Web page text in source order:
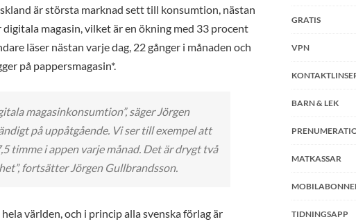
är största marknad sett till konsumtion, nästan
magasin, vilket är en ökning med 33 procent
läser nästan varje dag, 22 gånger i månaden och
på pappersmagasin*.
magasinkonsumtion”, säger Jörgen
på uppåtgående. Vi ser till exempel att
timme i appen varje månad. Det är drygt två
fortsätter Jörgen Gullbrandsson.
världen, och i princip alla svenska förlag är
GRATIS
VPN
BARN & LEK
MATKASSAR
TIDNINGSAPP